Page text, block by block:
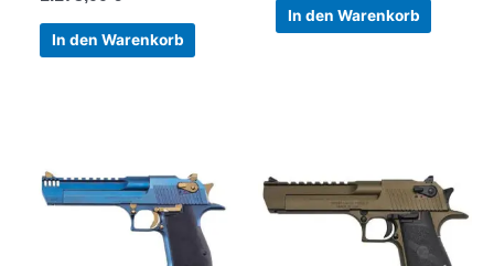
In den Warenkorb
In den Warenkorb